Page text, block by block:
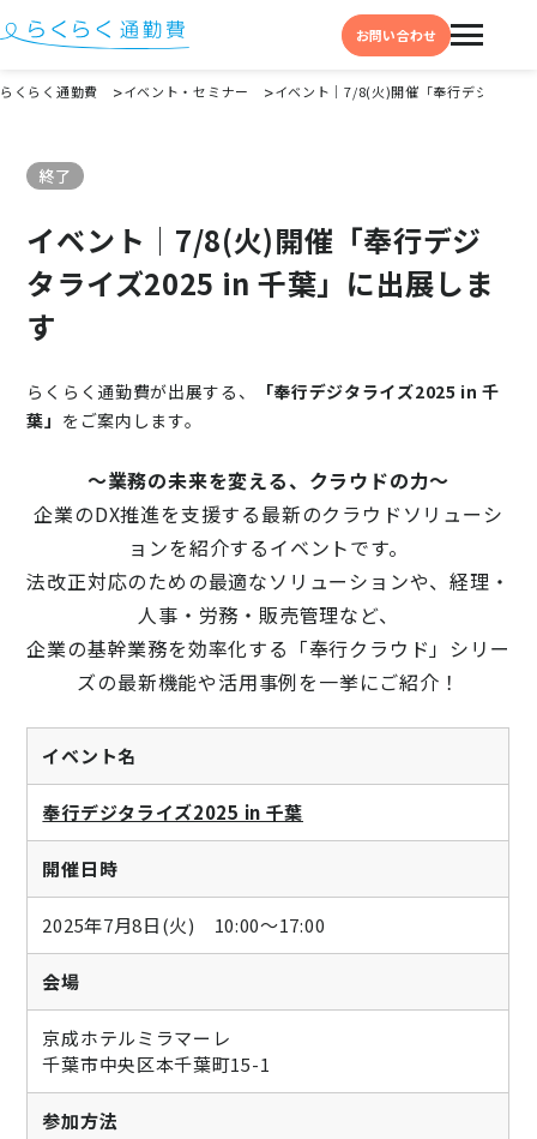
お問い合わせ
選ばれる理由
事例
料金
よくある質問
お役立ちコラム
お役立ち資料
ニュース
通勤費システム適合診断
導入効果シミュレーション
お問い合わせ
らくらく通勤費 イベント・セミナー イベント│7/8(火)開催「奉行デジタライ
終了
イベント│7/8(火)開催「奉行デジ
タライズ2025 in 千葉」に出展しま
す
らくらく通勤費が出展する、
「奉行デジタライズ2025 in 千
葉」 をご案内します。
～業務の未来を変える、クラウドの力～
企業のDX推進を支援する最新のクラウドソリューシ
ョンを紹介するイベントです。
法改正対応のための最適なソリューションや、経理・
人事・労務・販売管理など、
企業の基幹業務を効率化する「奉行クラウド」シリー
ズの最新機能や活用事例を一挙にご紹介！
イベント名
奉行デジタライズ2025 in 千葉
開催日時
2025年7月8日(火) 10:00～17:00
会場
京成ホテルミラマーレ
千葉市中央区本千葉町15-1
参加方法